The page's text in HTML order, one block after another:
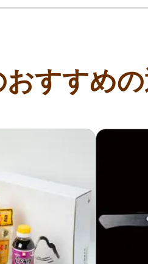
ラレルワーカー
・フリーラン
の基礎知識
おすすめ